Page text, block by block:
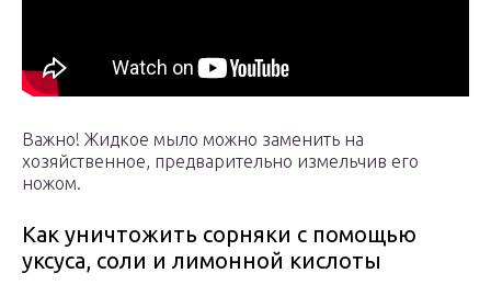
Важно! Жидкое мыло можно заменить на
хозяйственное, предварительно измельчив его
ножом.
Как уничтожить сорняки с помощью
уксуса, соли и лимонной кислоты